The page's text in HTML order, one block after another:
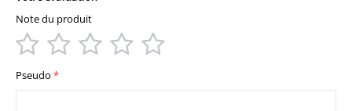
Note du produit
1
star
2
stars
3
stars
4
stars
Pseudo